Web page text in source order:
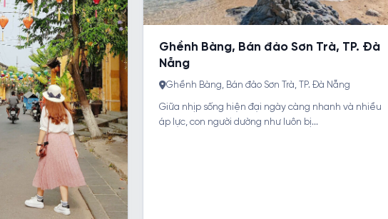
Ghềnh Bàng, Bán đảo Sơn Trà, TP. Đà
Nẵng
Ghềnh Bàng, Bán đảo Sơn Trà, TP. Đà Nẵng
Giữa nhịp sống hiện đại ngày càng nhanh và nhiều
áp lực, con người dường như luôn bị...